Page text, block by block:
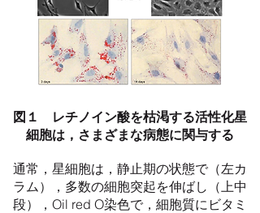
図１ レチノイン酸を枯渇する活性化星
細胞は，さまざまな病態に関与する
通常，星細胞は，静止期の状態で（左カ
ラム），多数の細胞突起を伸ばし（上中
段），Oil red O染色で，細胞質にビタミ